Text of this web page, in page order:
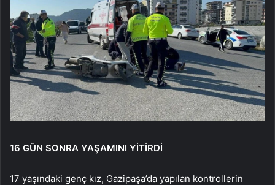
16 GÜN SONRA YAŞAMINI YİTİRDİ
17 yaşındaki genç kız, Gazipaşa’da yapılan kontrollerin